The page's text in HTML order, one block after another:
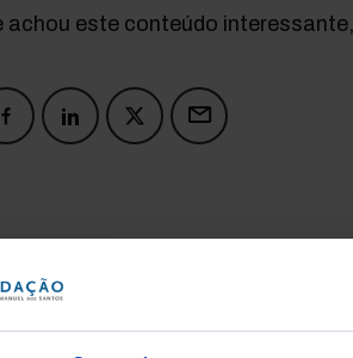
achou este conteúdo